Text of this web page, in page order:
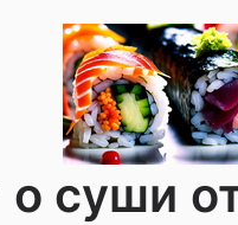
о суши